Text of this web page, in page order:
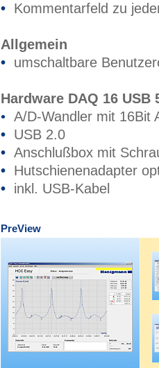
• Kommentarfeld zu
Allgemein
• umschaltbare
Hardware DAQ 16 USB
• A/D-Wandler mit 16Bit
• USB 2.0
• Anschlußbox mit
• Hutschienenadapter
• inkl. USB-Kabel
PreView